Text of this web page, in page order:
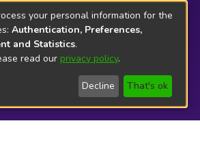
your personal information for the
Authentication, Preferences,
and Statistics.
read our privacy policy.
Decline That's ok